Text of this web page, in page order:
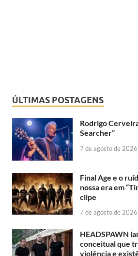
ÚLTIMAS POSTAGENS
Rodrigo
Searcher”
7 de agosto de 2026
Final Age e o
nossa era em
clipe
7 de agosto de 2026
HEADSPAWN
conceitual que
violência e